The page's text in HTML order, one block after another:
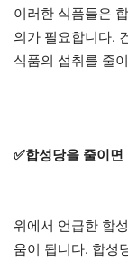
이러한 식품들은
의가 필요합니다.
식품의 섭취를 줄
✅합성당을 줄이
위에서 언급한 합
움이 됩니다. 합성